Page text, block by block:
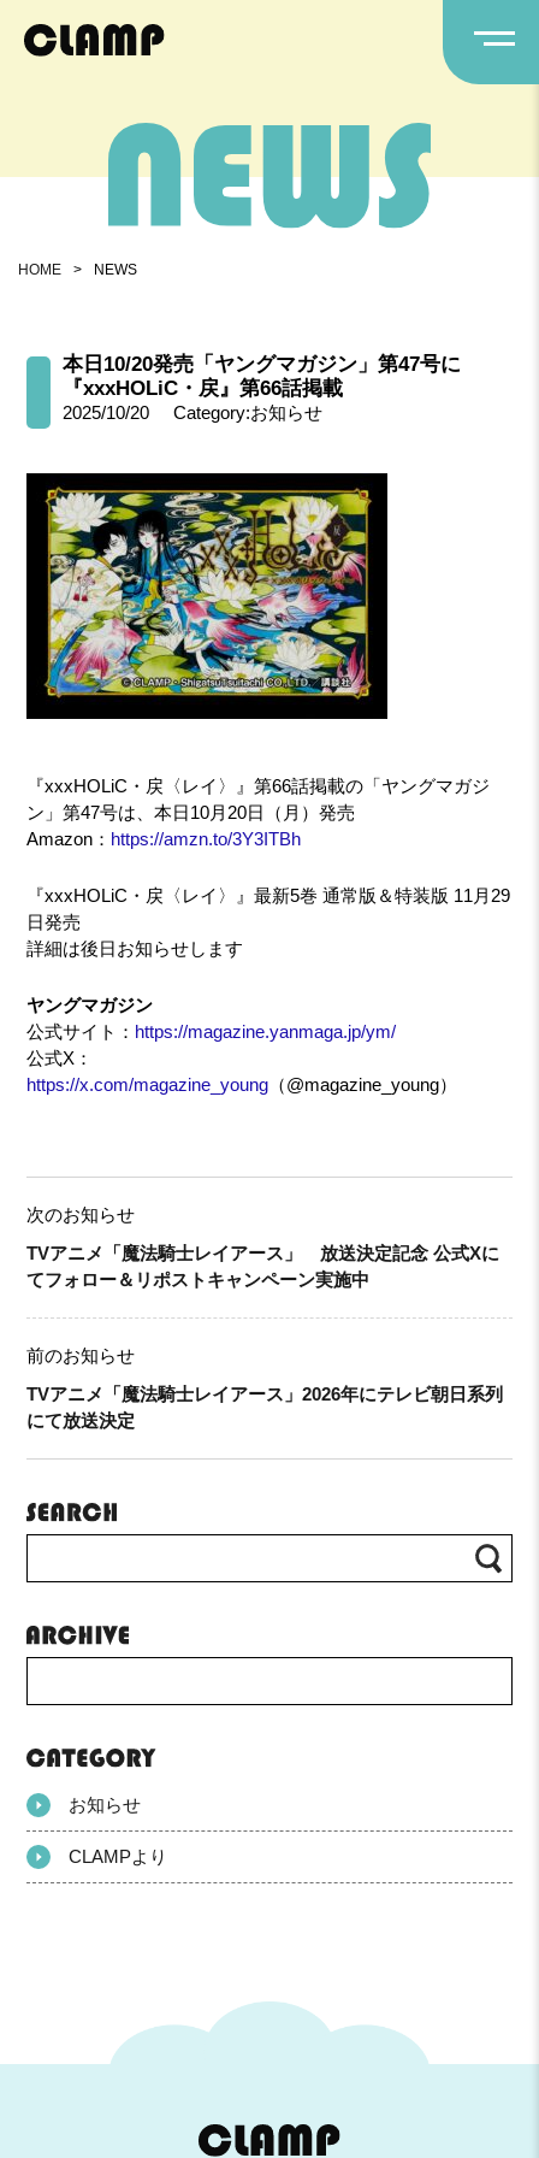
HOME > NEWS
本日10/20発売「ヤングマガジン」第47号に
『xxxHOLiC・戻』第66話掲載
2025/10/20 Category:お知らせ
『xxxHOLiC・戻〈レイ〉』第66話掲載の「ヤングマガジ
ン」第47号は、本日10月20日（月）発売
Amazon： https://amzn.to/3Y3ITBh
『xxxHOLiC・戻〈レイ〉』最新5巻 通常版＆特装版 11月29
日発売
詳細は後日お知らせします
ヤングマガジン
公式サイト： https://magazine.yanmaga.jp/ym/
公式X：
https://x.com/magazine_young （@magazine_young）
次のお知らせ
TVアニメ「魔法騎士レイアース」 放送決定記念 公式Xに
てフォロー＆リポストキャンペーン実施中
前のお知らせ
TVアニメ「魔法騎士レイアース」2026年にテレビ朝日系列
にて放送決定
お知らせ
CLAMPより